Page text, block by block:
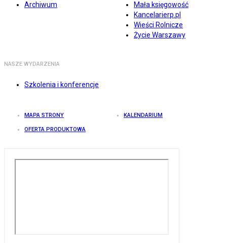
Archiwum
Mała księgowość
Kancelarierp.pl
Wieści Rolnicze
Życie Warszawy
NASZE WYDARZENIA
Szkolenia i konferencje
MAPA STRONY KALENDARIUM
OFERTA PRODUKTOWA